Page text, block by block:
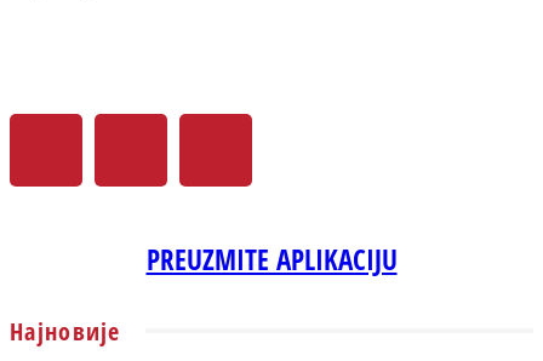
PREUZMITE APLIKACIJU
Најновије